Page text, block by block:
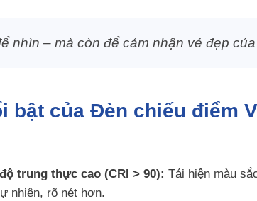
nhìn – mà còn để cảm nhận vẻ đẹp
bật của Đèn chiếu điểm
trung thực cao (CRI > 90): Tái hiện màu
nhiên, rõ nét hơn.